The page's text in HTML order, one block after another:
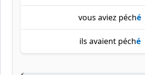
vous aviez péché
ils avaient péché